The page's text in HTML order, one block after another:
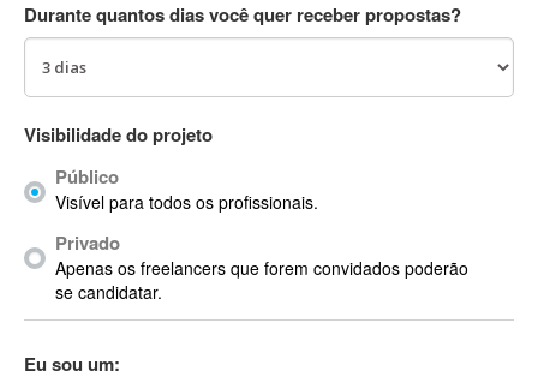
ACDSee
ACPI
Acrobat X
Acronis
ACT
Actian
Actimize
ActionScript
Active Directory
Durante quantos dias você quer receber propostas?
Visibilidade do projeto
Público
Visível para todos os profissionais.
Privado
Apenas os freelancers que forem convidados poderão
se candidatar.
Eu sou um: